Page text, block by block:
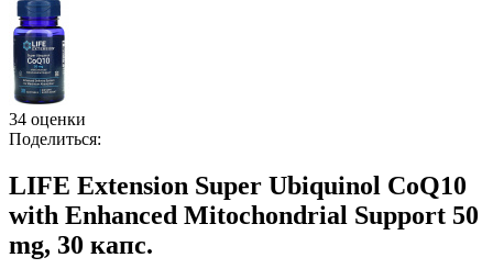
34 оценки
Поделиться:
LIFE Extension Super Ubiquinol CoQ10
with Enhanced Mitochondrial Support 50
mg, 30 капс.